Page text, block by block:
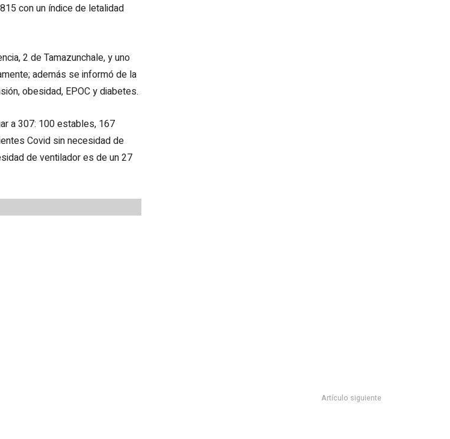
con un índice de letalidad
2 de Tamazunchale, y uno
además se informó de la
obesidad, EPOC y diabetes.
a 307: 100 estables, 167
Covid sin necesidad de
de ventilador es de un 27
Artículo siguiente